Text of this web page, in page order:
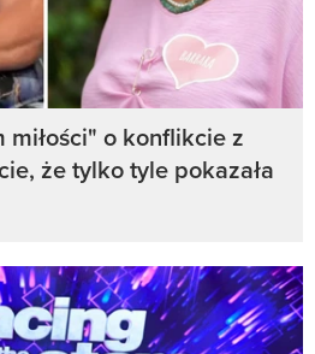
miłości" o konflikcie z
że tylko tyle pokazała